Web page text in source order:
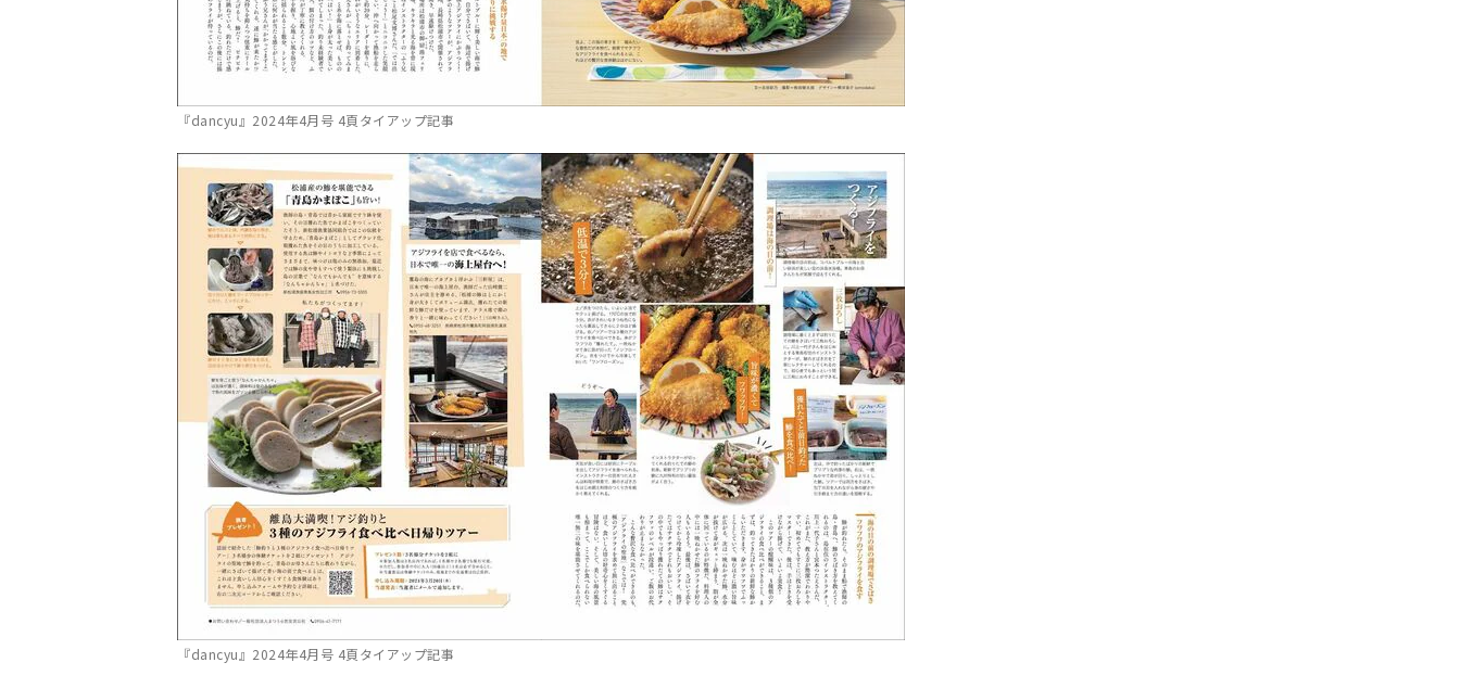
『dancyu』2024年4月号 4頁タイアップ記事
『dancyu』2024年4月号 4頁タイアップ記事